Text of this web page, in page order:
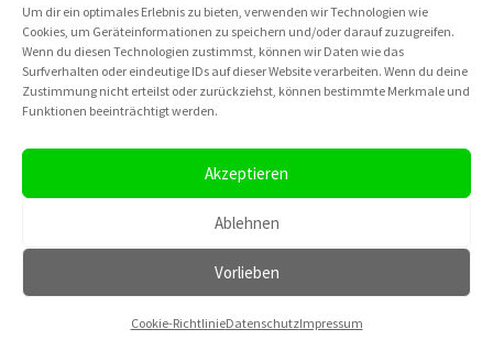
Um dir ein optimales Erlebnis zu bieten, verwenden wir Technologien wie
Cookies, um Geräteinformationen zu speichern und/oder darauf zuzugreifen.
Wenn du diesen Technologien zustimmst, können wir Daten wie das
Surfverhalten oder eindeutige IDs auf dieser Website verarbeiten. Wenn du deine
Zustimmung nicht erteilst oder zurückziehst, können bestimmte Merkmale und
Funktionen beeinträchtigt werden.
Akzeptieren
Ablehnen
Vorlieben
Cookie-RichtlinieDatenschutzImpressum
bestellen! Und die besten Rabattaktionen des Monats
haben einen extra Menüpunt bekommen, wo du dir einen
Gutscheincode für den August sichern kannst!
Verwerfen
Unsere Community @
TikTok
Instagram
Pinterest
YouTubeVertrag widerrufen
0